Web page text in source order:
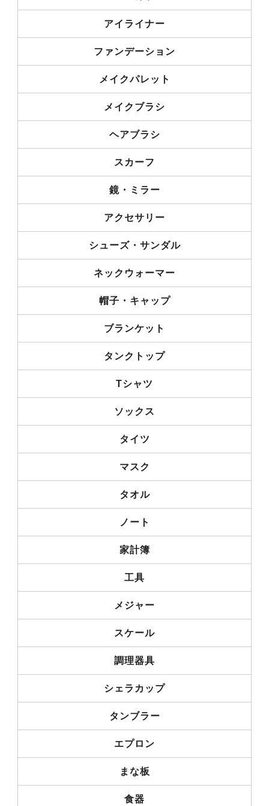
アイライナー
ファンデーション
メイクパレット
メイクブラシ
ヘアブラシ
スカーフ
鏡・ミラー
アクセサリー
シューズ・サンダル
ネックウォーマー
帽子・キャップ
ブランケット
タンクトップ
Tシャツ
ソックス
タイツ
マスク
タオル
ノート
家計簿
工具
メジャー
スケール
調理器具
シェラカップ
タンブラー
エプロン
まな板
食器